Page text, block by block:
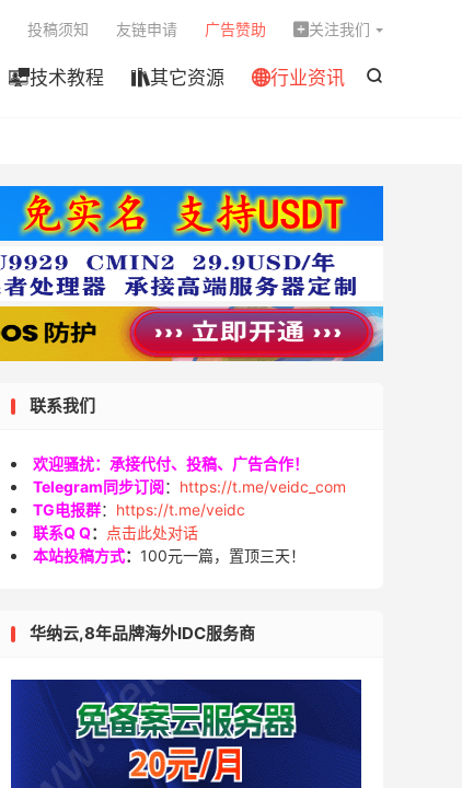

技术教程 其它资源 行业资讯
投稿须知 友链申请 广告赞助  关注我们
联系我们
欢迎骚扰：承接代付、投稿、广告合作！
Telegram同步订阅： https://t.me/veidc_com
TG电报群： https://t.me/veidc
联系Q Q：
点击此处对话
本站投稿方式： 100元一篇，置顶三天！
华纳云,8年品牌海外IDC服务商